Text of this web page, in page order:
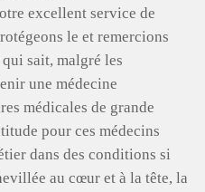
excellent service de
le et remercions
sait, malgré les
une médecine
médicales de grande
pour ces médecins
dans des conditions si
au cœur et à la tête, la